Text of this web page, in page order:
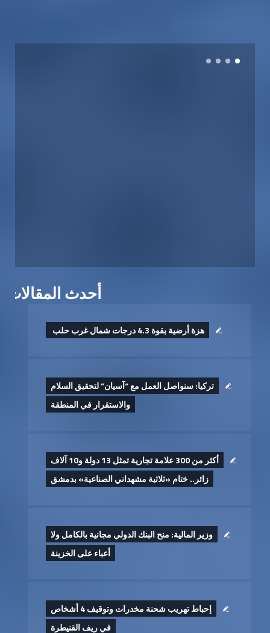
أحدث المقالات
هزة أرضية بقوة 4.3 درجات شمال غرب حلب ‏
تركيا: سنواصل العمل مع “آسيان” لتحقيق السلام
والاستقرار في المنطقة
أكثر من 300 علامة تجارية تمثل 13 دولة و10 آلاف
زائر.. ختام «ثلاثية مشهداني الصناعية» بدمشق
وزير المالية: منح البنك الدولي مجانية بالكامل ولا
أعباء على الخزينة
إحباط تهريب شحنة مخدرات وتوقيف 4 أشخاص
في ريف القنيطرة